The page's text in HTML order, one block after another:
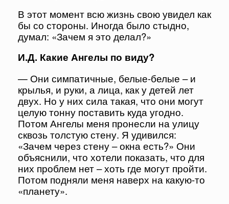
В этот момент всю жизнь свою увидел как
бы со стороны. Иногда было стыдно,
думал: «Зачем я это делал?»
И.Д. Какие Ангелы по виду?
— Они симпатичные, белые-белые – и
крылья, и руки, а лица, как у детей лет
двух. Но у них сила такая, что они могут
целую тонну поставить куда угодно.
Потом Ангелы меня пронесли на улицу
сквозь толстую стену. Я удивился:
«Зачем через стену – окна есть?» Они
объяснили, что хотели показать, что для
них проблем нет – хоть где могут пройти.
Потом подняли меня наверх на какую-то
«планету».